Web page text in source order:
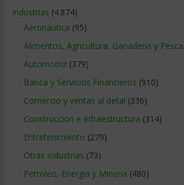
Industrias (4.874)
Aeronautica (95)
Alimentos, Agricultura, Ganaderia y Pesca
Automotriz(379)
Banca y Servicios Financieros (910)
Comercio y ventas al detal (336)
Construccion e Infraestructura (314)
Entretenimiento (279)
Otras industrias (73)
Petroleo, Energia y Mineria (480)